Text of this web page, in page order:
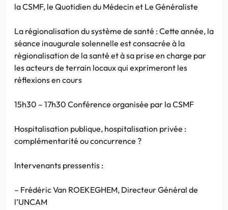
la CSMF, le Quotidien du Médecin et Le Généraliste
La régionalisation du système de santé : Cette année, la
séance inaugurale solennelle est consacrée à la
régionalisation de la santé et à sa prise en charge par
les acteurs de terrain locaux qui exprimeront les
réflexions en cours
15h30 – 17h30 Conférence organisée par la CSMF
Hospitalisation publique, hospitalisation privée :
complémentarité ou concurrence ?
Intervenants pressentis :
– Frédéric Van ROEKEGHEM, Directeur Général de
l’UNCAM